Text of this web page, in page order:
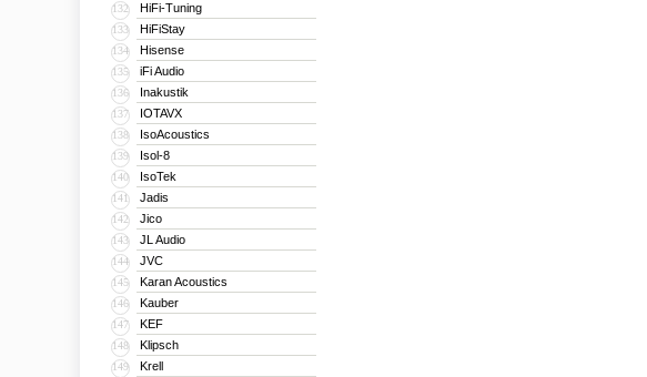
132 HiFi-Tuning
133 HiFiStay
134 Hisense
135 iFi Audio
136 Inakustik
137 IOTAVX
138 IsoAcoustics
139 Isol-8
140 IsoTek
141 Jadis
142 Jico
143 JL Audio
144 JVC
145 Karan Acoustics
146 Kauber
147 KEF
148 Klipsch
149 Krell